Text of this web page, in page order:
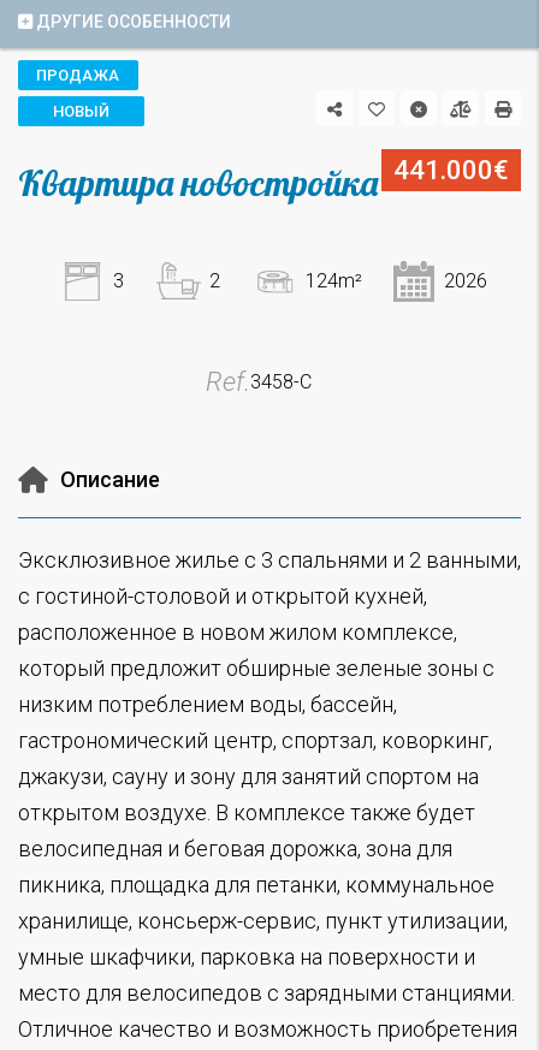
ДРУГИЕ ОСОБЕННОСТИ
ПРОДАЖА
НОВЫЙ
441.000€
Квартира новостройка
3 2 124m² 2026
Ref. 3458-C
Описание
Эксклюзивное жилье с 3 спальнями и 2 ванными,
с гостиной-столовой и открытой кухней,
расположенное в новом жилом комплексе,
который предложит обширные зеленые зоны с
низким потреблением воды, бассейн,
гастрономический центр, спортзал, коворкинг,
джакузи, сауну и зону для занятий спортом на
открытом воздухе. В комплексе также будет
велосипедная и беговая дорожка, зона для
пикника, площадка для петанки, коммунальное
хранилище, консьерж-сервис, пункт утилизации,
умные шкафчики, парковка на поверхности и
место для велосипедов с зарядными станциями.
Отличное качество и возможность приобретения